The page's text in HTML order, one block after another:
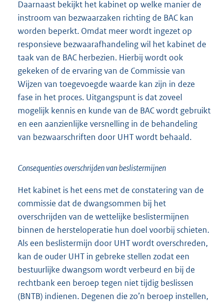
Daarnaast bekijkt het kabinet op welke manier de
instroom van bezwaarzaken richting de BAC kan
worden beperkt. Omdat meer wordt ingezet op
responsieve bezwaarafhandeling wil het kabinet de
taak van de BAC herbezien. Hierbij wordt ook
gekeken of de ervaring van de Commissie van
Wijzen van toegevoegde waarde kan zijn in deze
fase in het proces. Uitgangspunt is dat zoveel
mogelijk kennis en kunde van de BAC wordt gebruikt
en een aanzienlijke versnelling in de behandeling
van bezwaarschriften door UHT wordt behaald.
Consequenties overschrijden van beslistermijnen
Het kabinet is het eens met de constatering van de
commissie dat de dwangsommen bij het
overschrijden van de wettelijke beslistermijnen
binnen de hersteloperatie hun doel voorbij schieten.
Als een beslistermijn door UHT wordt overschreden,
kan de ouder UHT in gebreke stellen zodat een
bestuurlijke dwangsom wordt verbeurd en bij de
rechtbank een beroep tegen niet tijdig beslissen
(BNTB) indienen. Degenen die zo’n beroep instellen,